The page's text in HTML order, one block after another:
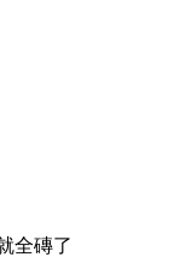
全磚了